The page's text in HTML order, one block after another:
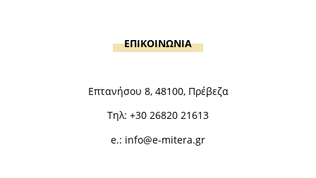
ΕΠΙΚΟΙΝΩΝΙΑ
Επτανήσου 8, 48100, Πρέβεζα
Τηλ: +30 26820 21613
e.: info@e-mitera.gr